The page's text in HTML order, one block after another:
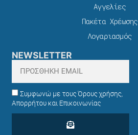
Αγγελίες
Πακέτα Χρέωσης​
Λογαριασμός
NEWSLETTER
Συμφωνώ με τους Όρους χρήσης,
Απορρήτου και Επικοινωνίας